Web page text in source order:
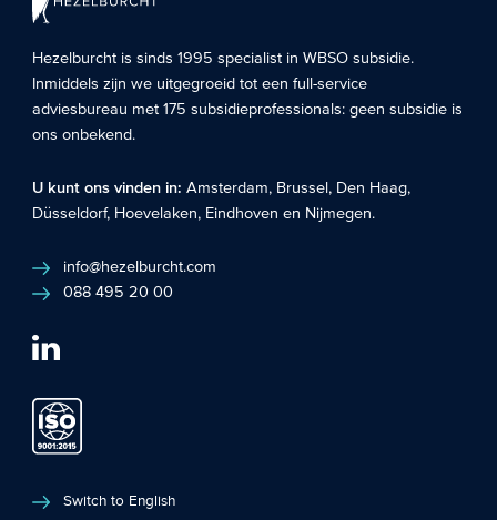
Hezelburcht is sinds 1995 specialist inWBSO subsidie.
Inmiddels zijn we uitgegroeid tot een full-service
adviesbureau met 175 subsidieprofessionals: geen subsidie is
ons onbekend.
U kunt ons vinden in:Amsterdam, Brussel , Den Haag,
Düsseldorf, Hoevelaken, Eindhoven en Nijmegen.
info@hezelburcht.com
088 495 20 00
Switch to English